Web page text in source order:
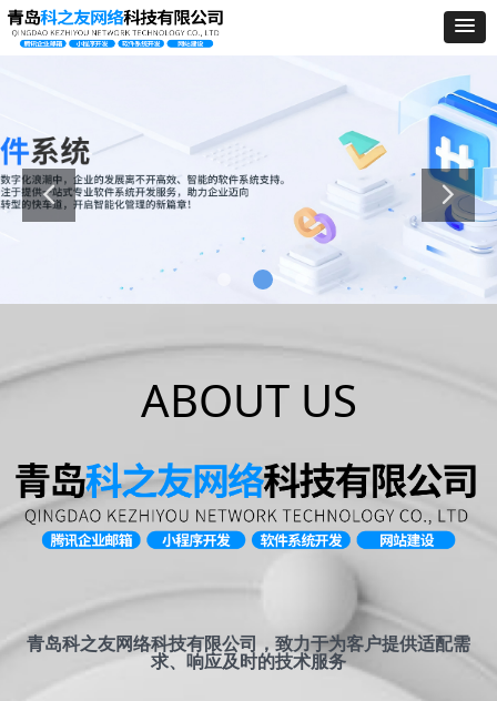
ABOUT US
青岛科之友网络科技有限公司，致力于为客户提供适配需
求、响应及时的技术服务